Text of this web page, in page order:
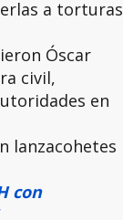
a torturas
Óscar
civil,
en
lanzacohetes
con